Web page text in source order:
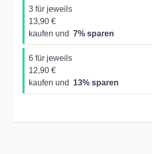
3 für jeweils
13,90 €
kaufen und 7% sparen
6 für jeweils
12,90 €
kaufen und
13% sparen